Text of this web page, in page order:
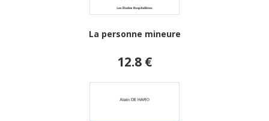
La personne mineure
12.8 €